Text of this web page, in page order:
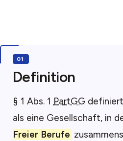
Definition
§ 1 Abs. 1 PartGG
als eine Gesellschaft, in
Freier Berufe